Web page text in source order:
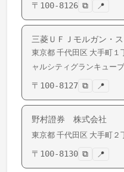
〒 100-8126 ⧉ 📍
三菱ＵＦＪモルガン・
東京都 千代田区 大手町 １
ャルシティグランキューブ
〒 100-8127 ⧉ 📍
野村證券 株式会社
東京都 千代田区 大手町 ２
〒 100-8130 ⧉ 📍